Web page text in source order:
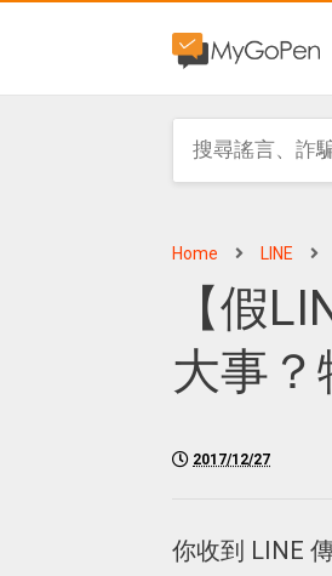
Home LINE
【假
大事？
2017/12/27
你收到 LINE